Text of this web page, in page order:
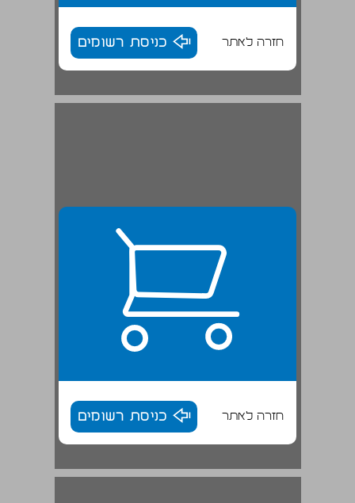
חזרה לאתר כניסת רשומים
חלק א תקופת ההתנחלות (מסוף המאה השלוש עשרה עד סוף המאה האחת עשרה לפני הספירה) ... 19
חזרה לאתר כניסת רשומים